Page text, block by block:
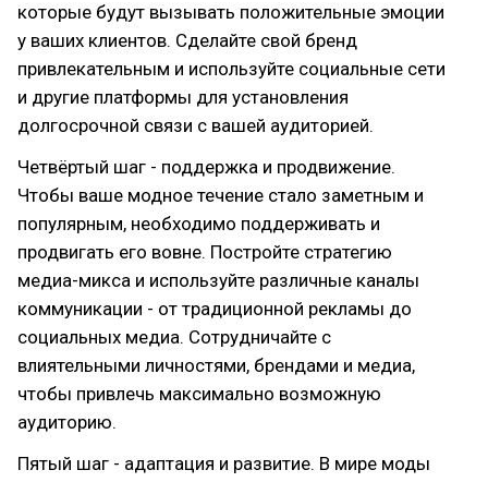
которые будут вызывать положительные эмоции
у ваших клиентов. Сделайте свой бренд
привлекательным и используйте социальные сети
и другие платформы для установления
долгосрочной связи с вашей аудиторией.
Четвёртый шаг - поддержка и продвижение.
Чтобы ваше модное течение стало заметным и
популярным, необходимо поддерживать и
продвигать его вовне. Постройте стратегию
медиа-микса и используйте различные каналы
коммуникации - от традиционной рекламы до
социальных медиа. Сотрудничайте с
влиятельными личностями, брендами и медиа,
чтобы привлечь максимально возможную
аудиторию.
Пятый шаг - адаптация и развитие. В мире моды